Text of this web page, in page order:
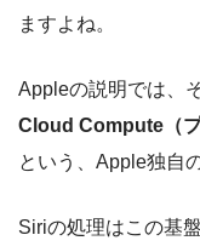
ますよね。
Appleの説明では、
Cloud Compute（プ
という、Apple独自
Siriの処理はこの基